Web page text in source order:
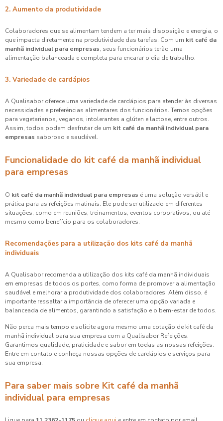
2. Aumento da produtividade
Colaboradores que se alimentam tendem a ter mais disposição e energia, o
que impacta diretamente na produtividade das tarefas. Com um kit café da
manhã individual para empresas, seus funcionários terão uma
alimentação balanceada e completa para encarar o dia de trabalho.
3. Variedade de cardápios
A Qualisabor oferece uma variedade de cardápios para atender às diversas
necessidades e preferências alimentares dos funcionários. Temos opções
para vegetarianos, veganos, intolerantes a glúten e lactose, entre outros.
Assim, todos podem desfrutar de um kit café da manhã individual para
empresas saboroso e saudável.
Funcionalidade do kit café da manhã individual
para empresas
O kit café da manhã individual para empresas é uma solução versátil e
prática para as refeições matinais. Ele pode ser utilizado em diferentes
situações, como em reuniões, treinamentos, eventos corporativos, ou até
mesmo como benefício para os colaboradores.
Recomendações para a utilização dos kits café da manhã
individuais
A Qualisabor recomenda a utilização dos kits café da manhã individuais
em empresas de todos os portes, como forma de promover a alimentação
saudável e melhorar a produtividade dos colaboradores. Além disso, é
importante ressaltar a importância de oferecer uma opção variada e
balanceada de alimentos, garantindo a satisfação e o bem-estar de todos.
Não perca mais tempo e solicite agora mesmo uma cotação de kit café da
manhã individual para sua empresa com a Qualisabor Refeições.
Garantimos qualidade, praticidade e sabor em todas as nossas refeições.
Entre em contato e conheça nossas opções de cardápios e serviços para
sua empresa.
Para saber mais sobre Kit café da manhã
individual para empresas